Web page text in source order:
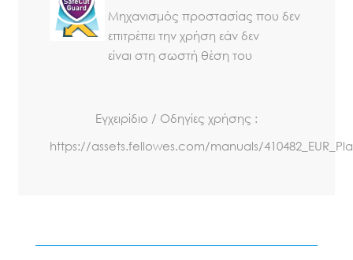
Mηχανισμός προστασίας που δεν
επιτρέπει την χρήση εάν δεν
είναι στη σωστή θέση του
Εγχειρίδιο / Οδηγίες χρήσης :
https://assets.fellowes.com/manuals/